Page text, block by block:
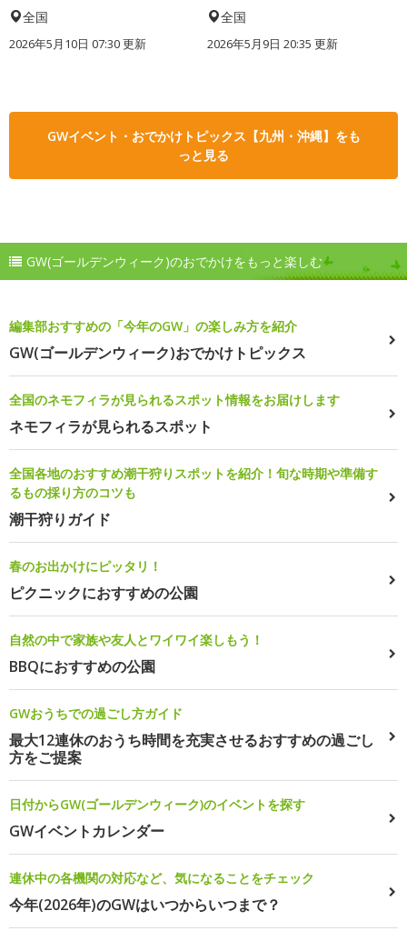
全国
2026年5月10日 07:30 更新
全国
2026年5月9日 20:35 更新
GWイベント・おでかけトピックス【九州・沖縄】をも
っと見る
GW(ゴールデンウィーク)のおでかけをもっと楽しむ
編集部おすすめの「今年のGW」の楽しみ方を紹介
GW(ゴールデンウィーク)おでかけトピックス
全国のネモフィラが見られるスポット情報をお届けします
ネモフィラが見られるスポット
全国各地のおすすめ潮干狩りスポットを紹介！旬な時期や準備す
るもの採り方のコツも
潮干狩りガイド
春のお出かけにピッタリ！
ピクニックにおすすめの公園
自然の中で家族や友人とワイワイ楽しもう！
BBQにおすすめの公園
GWおうちでの過ごし方ガイド
最大12連休のおうち時間を充実させるおすすめの過ごし
方をご提案
日付からGW(ゴールデンウィーク)のイベントを探す
GWイベントカレンダー
連休中の各機関の対応など、気になることをチェック
今年(2026年)のGWはいつからいつまで？